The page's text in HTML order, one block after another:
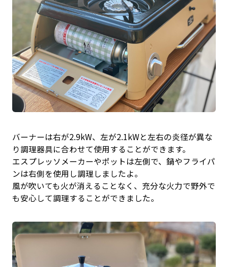
バーナーは右が2.9kW、左が2.1kWと左右の炎径が異な
り調理器具に合わせて使用することができます。
エスプレッソメーカーやポットは左側で、鍋やフライパ
ンは右側を使用し調理しましたよ。
風が吹いても火が消えることなく、充分な火力で野外で
も安心して調理することができました。